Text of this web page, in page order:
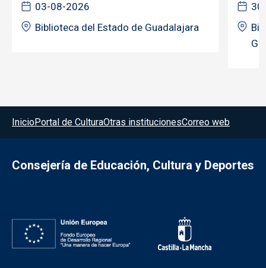
03-08-2026
Biblioteca del Estado de Guadalajara
Menú del pie
InicioPortal de CulturaOtras institucionesCorreo web
Consejería de Educación, Cultura y Deportes